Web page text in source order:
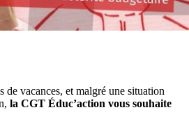
de vacances, et malgré une situation
la CGT Éduc’action vous souhaite